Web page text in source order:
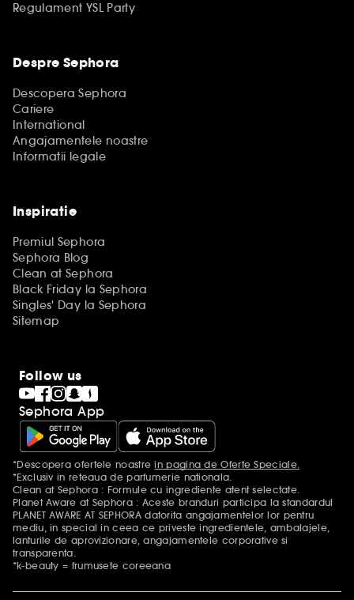
Regulament YSL Party
Despre Sephora
Descopera Sephora
Cariere
International
Angajamentele noastre
Informatii legale
Inspiratie
Premiul Sephora
Sephora Blog
Clean at Sephora
Black Friday la Sephora
Singles' Day la Sephora
Sitemap
Follow us
Sephora App
Mentiuni aditionale
*Descopera ofertele noastrein pagina de Oferte Speciale.
*Exclusiv in reteaua de parfumerie nationala.
Clean at Sephora : Formule cu ingrediente atent selectate.
Planet Aware at Sephora : Aceste branduri participa la standardul
PLANET AWARE AT SEPHORA datorita angajamentelor lor pentru
mediu, in special in ceea ce priveste ingredientele, ambalajele,
lanturile de aprovizionare, angajamentele corporative si
transparenta.
*k-beauty = frumusete coreeana